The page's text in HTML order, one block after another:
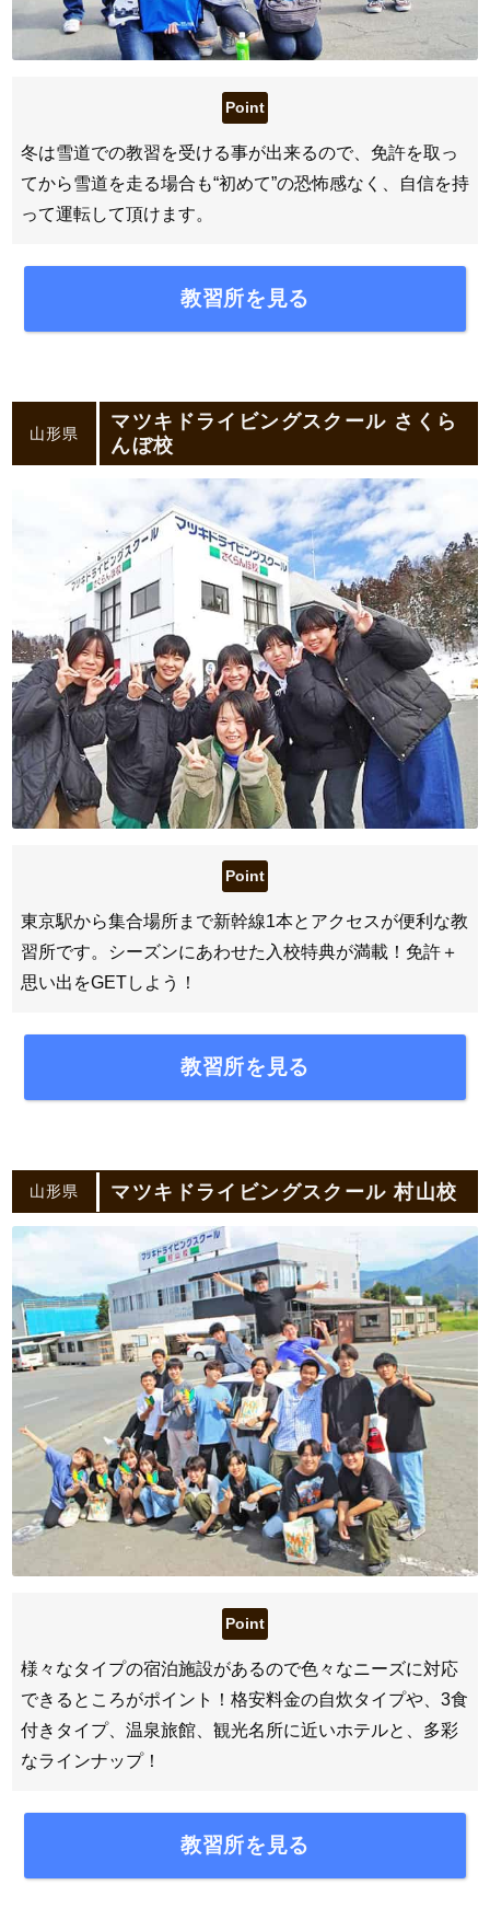
冬は雪道での教習を受ける事が出来るので、免許を取っ
てから雪道を走る場合も“初めて”の恐怖感なく、自信を持
って運転して頂けます。
教習所を見る
山形県
マツキドライビングスクール さくら
んぼ校
東京駅から集合場所まで新幹線1本とアクセスが便利な教
習所です。シーズンにあわせた入校特典が満載！免許＋
思い出をGETしよう！
教習所を見る
山形県 マツキドライビングスクール 村山校
様々なタイプの宿泊施設があるので色々なニーズに対応
できるところがポイント！格安料金の自炊タイプや、3食
付きタイプ、温泉旅館、観光名所に近いホテルと、多彩
なラインナップ！
教習所を見る